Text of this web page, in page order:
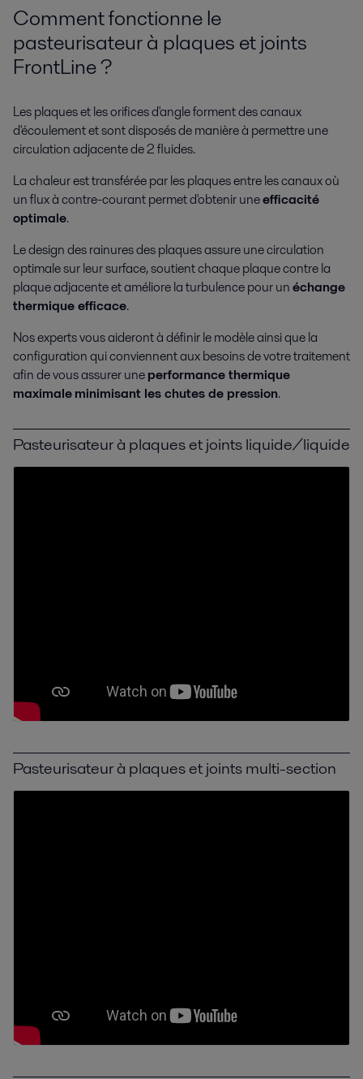
Comment fonctionne le
pasteurisateur à plaques et joints
FrontLine ?
Les plaques et les orifices d'angle forment des canaux
d'écoulement et sont disposés de manière à permettre une
circulation adjacente de 2 fluides.
La chaleur est transférée par les plaques entre les canaux où
un flux à contre-courant permet d'obtenir uneefficacité
optimale.
Le design des rainures des plaques assure une circulation
optimale sur leur surface, soutient chaque plaque contre la
plaque adjacente et améliore la turbulence pour unéchange
thermique efficace.
Nos experts vous aideront à définir le modèle ainsi que la
configuration qui conviennent aux besoins de votre traitement
afin de vous assurer uneperformance thermique
maximaleminimisant les chutes de pression.
Pasteurisateur à plaques et joints liquide/liquide
Pasteurisateur à plaques et joints multi-section